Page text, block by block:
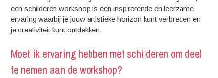
een schilderen workshop is een inspirerende en leerzame
ervaring waarbij je jouw artistieke horizon kunt verbreden en
je creativiteit kunt ontdekken.
Moet ik ervaring hebben met schilderen om deel
te nemen aan de workshop?